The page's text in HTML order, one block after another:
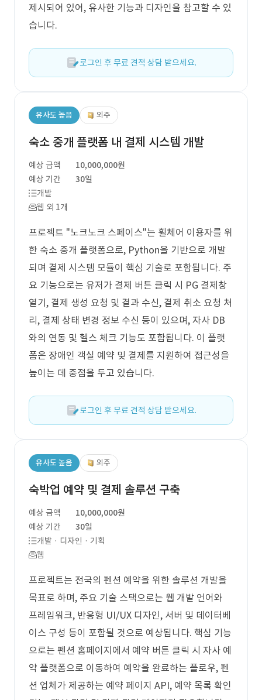
제시되어 있어, 유사한 기능과 디자인을 참고할 수 있
습니다.
로그인 후 무료 견적 상담 받으세요.
유사도 높음 외주
숙소 중개 플랫폼 내 결제 시스템 개발
예상 금액
10,000,000원
예상 기간
30일
개발
웹 외 1개
프로젝트 "노크노크 스페이스"는 휠체어 이용자를 위
한 숙소 중개 플랫폼으로, Python을 기반으로 개발
되며 결제 시스템 모듈이 핵심 기술로 포함됩니다. 주
요 기능으로는 유저가 결제 버튼 클릭 시 PG 결제창
열기, 결제 생성 요청 및 결과 수신, 결제 취소 요청 처
리, 결제 상태 변경 정보 수신 등이 있으며, 자사 DB
와의 연동 및 헬스 체크 기능도 포함됩니다. 이 플랫
폼은 장애인 객실 예약 및 결제를 지원하여 접근성을
높이는 데 중점을 두고 있습니다.
로그인 후 무료 견적 상담 받으세요.
유사도 높음 외주
숙박업 예약 및 결제 솔루션 구축
예상 금액
10,000,000원
예상 기간
30일
개발 · 디자인 · 기획
웹
프로젝트는 전국의 펜션 예약을 위한 솔루션 개발을
목표로 하며, 주요 기술 스택으로는 웹 개발 언어와
프레임워크, 반응형 UI/UX 디자인, 서버 및 데이터베
이스 구성 등이 포함될 것으로 예상됩니다. 핵심 기능
으로는 펜션 홈페이지에서 예약 버튼 클릭 시 자사 예
약 플랫폼으로 이동하여 예약을 완료하는 플로우, 펜
션 업체가 제공하는 예약 페이지 API, 예약 목록 확인